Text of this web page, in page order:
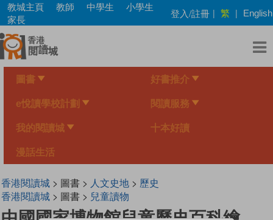
Skip
main
content
教城主頁 教師 中學生
小學生
家長
登入/註冊 | 繁 | English
圖書 好書推介
e悅讀學校計劃 閱讀服務
我的閱讀城 十本好讀
漫話生活
香港閱讀城> 圖書 > 人文史地> 歷史
香港閱讀城> 圖書 > 兒童讀物